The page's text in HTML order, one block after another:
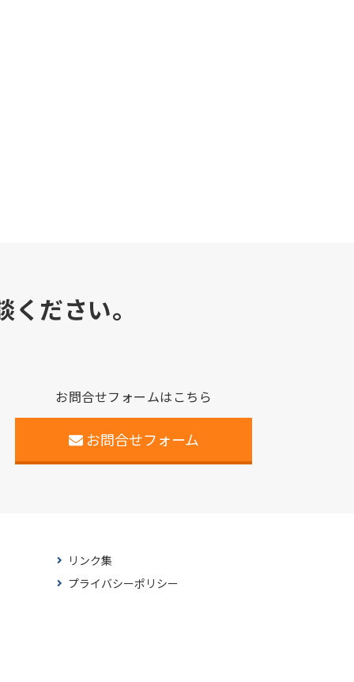
ださい。
お問合せフォームはこちら
お問合せフォーム
リンク集
プライバシーポリシー